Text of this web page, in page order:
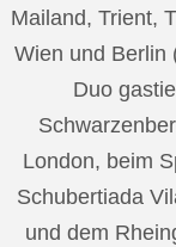
Mailand, Trient,
Wien und Berlin
Duo
London, beim
Schubertiada
und dem